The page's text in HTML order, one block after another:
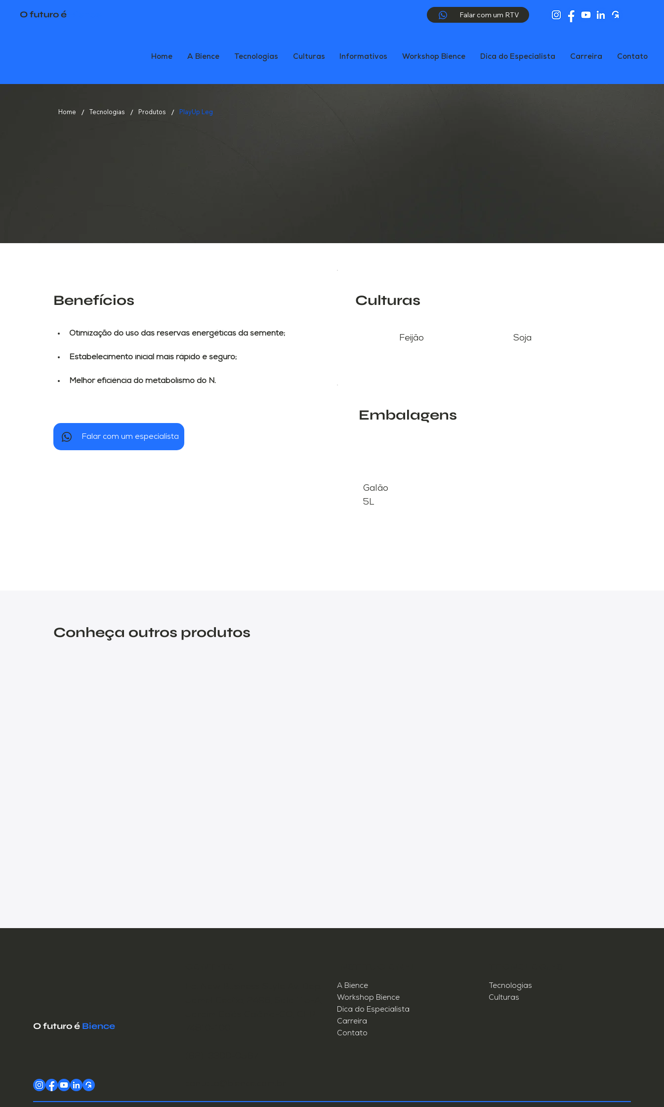
O futuro é Falar com um RTV
Home A Bience Tecnologias Culturas Informativos Workshop Bience Dica do Especialista Carreira Contato
Home / Tecnologias / Produtos / PlayUp Leg
Conheça outros produtos
Benefícios
Otimização do uso das reservas energéticas da semente;
Estabelecimento inicial mais rápido e seguro;
Melhor eficiência do metabolismo do N.
Falar com um especialista
Culturas
Feijão Soja
Embalagens
Galão
5L
O futuro é Bience
A Bience
Workshop Bience
Dica do Especialista
Carreira
Contato
Tecnologias
Culturas